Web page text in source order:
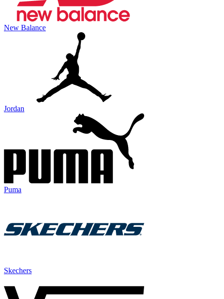
New Balance
Jordan
Puma
Skechers